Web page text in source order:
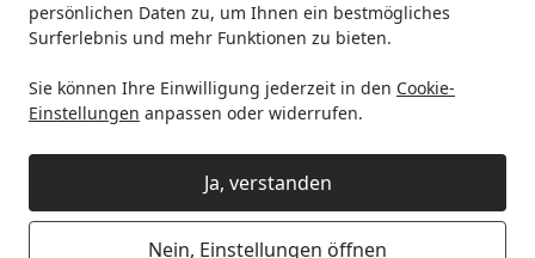
persönlichen Daten zu, um Ihnen ein bestmögliches
Surferlebnis und mehr Funktionen zu bieten.
Sie können Ihre Einwilligung jederzeit in den Cookie-
Einstellungen anpassen oder widerrufen.
Ja, verstanden
Nein, Einstellungen öffnen
1288 x 198 x 8 mm 07002 Eiche
Bernstein Porensynchron-Struktur